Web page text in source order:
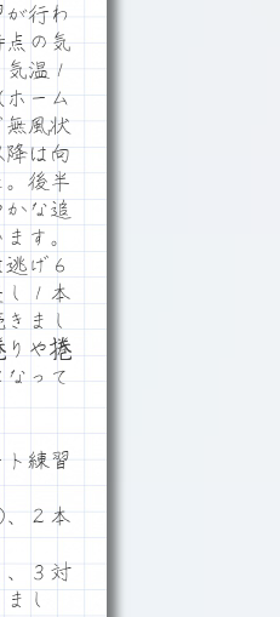
行わ
点の気
温１
ーム
風状
降は向
。後半
な追
す。
げ６
し１本
まし
りや捲
って
ト練習
２本
３対
し